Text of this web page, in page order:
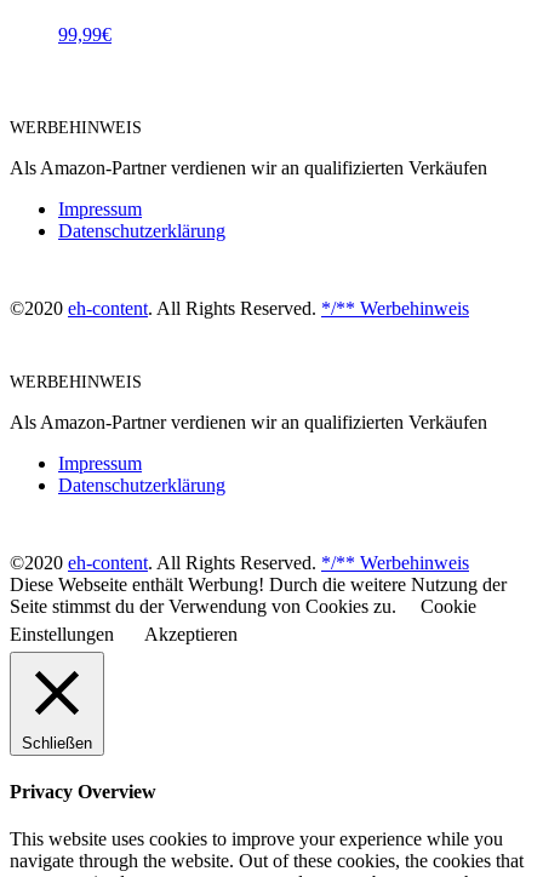
99,99€
WERBEHINWEIS
Als Amazon-Partner verdienen wir an qualifizierten Verkäufen
Impressum
Datenschutzerklärung
©2020 eh-content. All Rights Reserved. */** Werbehinweis
WERBEHINWEIS
Als Amazon-Partner verdienen wir an qualifizierten Verkäufen
Impressum
Datenschutzerklärung
©2020 eh-content. All Rights Reserved. */** Werbehinweis
Diese Webseite enthält Werbung! Durch die weitere Nutzung der
Seite stimmst du der Verwendung von Cookies zu.
Cookie
Einstellungen
Akzeptieren
Schließen
Privacy Overview
This website uses cookies to improve your experience while you
navigate through the website. Out of these cookies, the cookies that